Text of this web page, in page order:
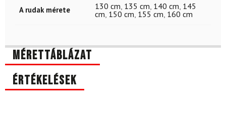
A rudak mérete 130 cm 135 cm 140 cm 145
cm 150 cm 155 cm 160 cm
Mérettáblázat
Értékelések